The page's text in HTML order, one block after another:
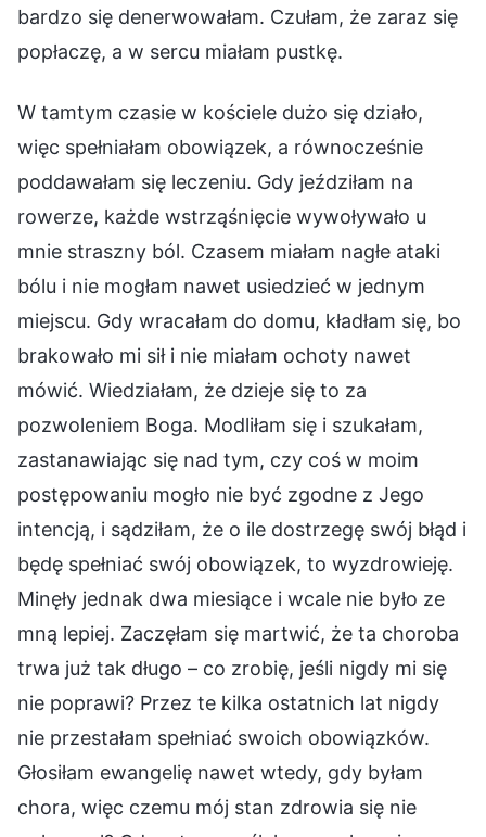
bardzo się denerwowałam. Czułam, że zaraz się
popłaczę, a w sercu miałam pustkę.
W tamtym czasie w kościele dużo się działo,
więc spełniałam obowiązek, a równocześnie
poddawałam się leczeniu. Gdy jeździłam na
rowerze, każde wstrząśnięcie wywoływało u
mnie straszny ból. Czasem miałam nagłe ataki
bólu i nie mogłam nawet usiedzieć w jednym
miejscu. Gdy wracałam do domu, kładłam się, bo
brakowało mi sił i nie miałam ochoty nawet
mówić. Wiedziałam, że dzieje się to za
pozwoleniem Boga. Modliłam się i szukałam,
zastanawiając się nad tym, czy coś w moim
postępowaniu mogło nie być zgodne z Jego
intencją, i sądziłam, że o ile dostrzegę swój błąd i
będę spełniać swój obowiązek, to wyzdrowieję.
Minęły jednak dwa miesiące i wcale nie było ze
mną lepiej. Zaczęłam się martwić, że ta choroba
trwa już tak długo – co zrobię, jeśli nigdy mi się
nie poprawi? Przez te kilka ostatnich lat nigdy
nie przestałam spełniać swoich obowiązków.
Głosiłam ewangelię nawet wtedy, gdy byłam
chora, więc czemu mój stan zdrowia się nie